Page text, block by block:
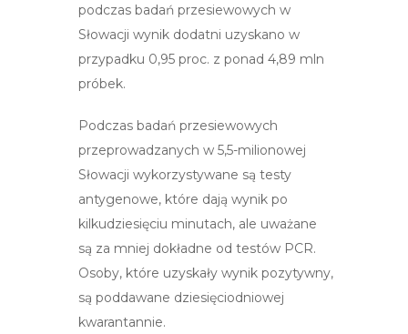
podczas badań przesiewowych w
Słowacji wynik dodatni uzyskano w
przypadku 0,95 proc. z ponad 4,89 mln
próbek.
Podczas badań przesiewowych
przeprowadzanych w 5,5-milionowej
Słowacji wykorzystywane są testy
antygenowe, które dają wynik po
kilkudziesięciu minutach, ale uważane
są za mniej dokładne od testów PCR.
Osoby, które uzyskały wynik pozytywny,
są poddawane dziesięciodniowej
kwarantannie.